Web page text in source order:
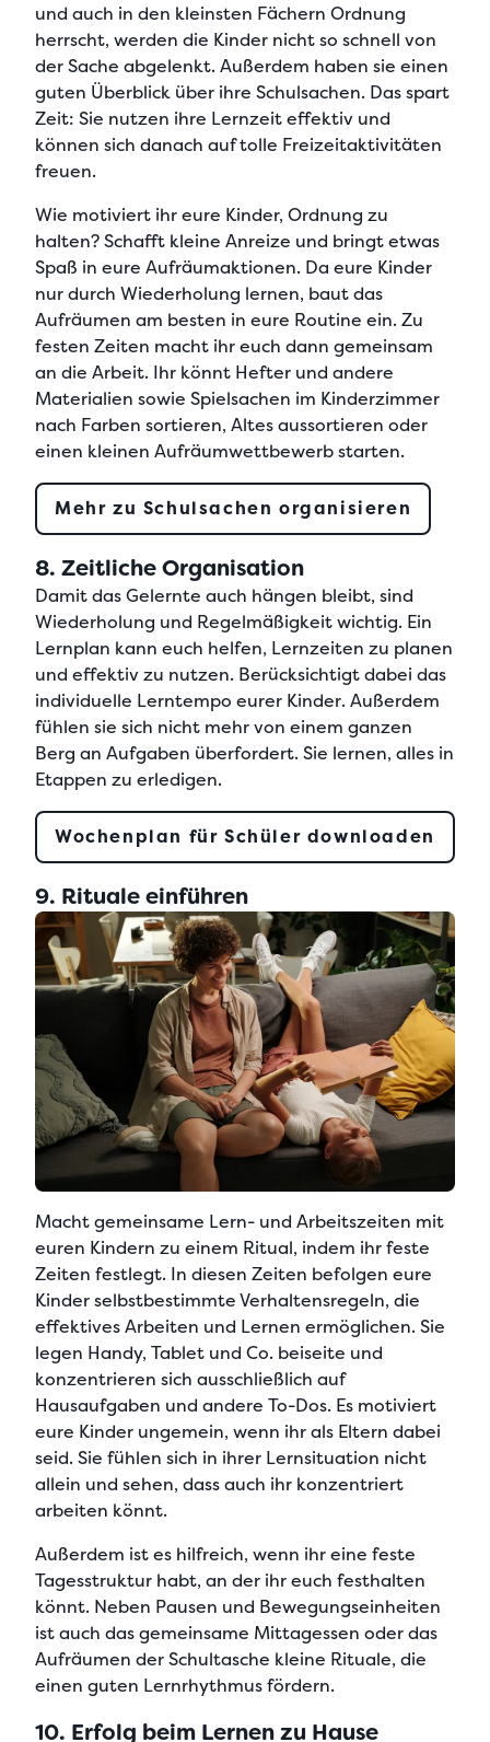
und auch in den kleinsten Fächern Ordnung
herrscht, werden die Kinder nicht so schnell von
der Sache abgelenkt. Außerdem haben sie einen
guten Überblick über ihre Schulsachen. Das spart
Zeit: Sie nutzen ihre Lernzeit effektiv und
können sich danach auf tolle Freizeitaktivitäten
freuen.
Wie motiviert ihr eure Kinder, Ordnung zu
halten? Schafft kleine Anreize und bringt etwas
Spaß in eure Aufräumaktionen. Da eure Kinder
nur durch Wiederholung lernen, baut das
Aufräumen am besten in eure Routine ein. Zu
festen Zeiten macht ihr euch dann gemeinsam
an die Arbeit. Ihr könnt Hefter und andere
Materialien sowie Spielsachen im Kinderzimmer
nach Farben sortieren, Altes aussortieren oder
einen kleinen Aufräumwettbewerb starten.
Mehr zu Schulsachen organisieren
8. Zeitliche Organisation
Damit dasGelernte auch hängen bleibt, sind
Wiederholung und Regelmäßigkeit wichtig. Ein
Lernplan kann euch helfen, Lernzeiten zu planen
und effektiv zu nutzen. Berücksichtigt dabei das
individuelle Lerntempo eurer Kinder. Außerdem
fühlen sie sich nicht mehr von einem ganzen
Berg an Aufgaben überfordert. Sie lernen, alles in
Etappen zu erledigen.
Wochenplan für Schüler downloaden
9. Rituale einführen
Macht gemeinsame Lern- und Arbeitszeiten mit
euren Kindern zu einem Ritual, indem ihr feste
Zeiten festlegt. In diesen Zeiten befolgen eure
Kinderselbstbestimmte Verhaltensregeln, die
effektives Arbeiten und Lernen ermöglichen. Sie
legen Handy, Tablet und Co. beiseite und
konzentrieren sich ausschließlich auf
Hausaufgaben und andere To-Dos. Es motiviert
eure Kinder ungemein, wenn ihr als Eltern dabei
seid. Sie fühlen sich in ihrer Lernsituation nicht
allein und sehen, dass auch ihr konzentriert
arbeiten könnt.
Außerdem ist es hilfreich, wenn ihr eine feste
Tagesstruktur habt, an der ihr euch festhalten
könnt. Neben Pausen und Bewegungseinheiten
ist auch das gemeinsame Mittagessen oder das
Aufräumen der Schultasche kleine Rituale, die
einen guten Lernrhythmus fördern.
10. Erfolg beim Lernen zu Hause